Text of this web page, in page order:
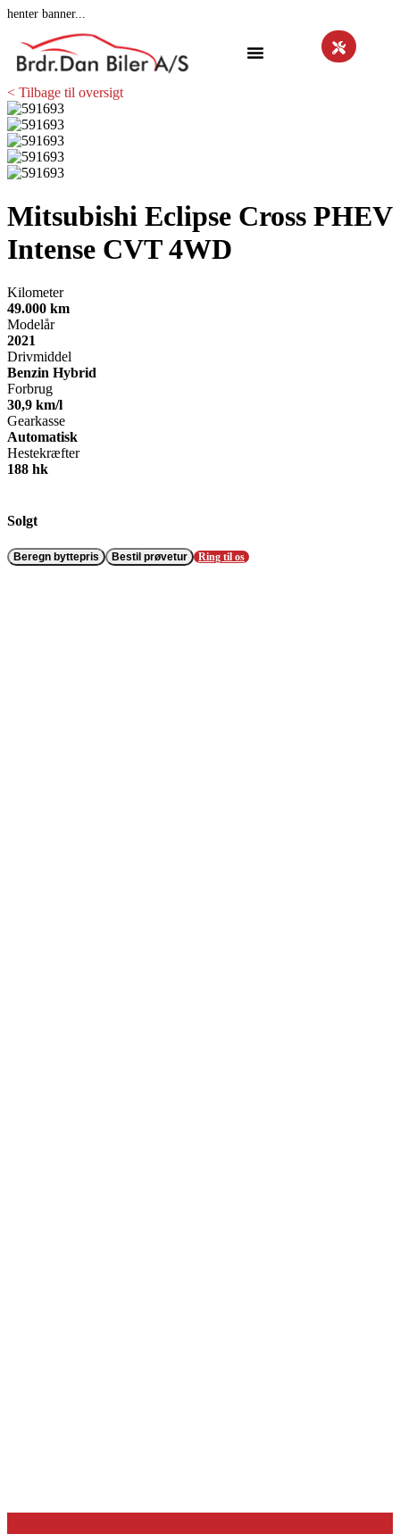
henter banner...
< Tilbage til oversigt
Mitsubishi Eclipse Cross PHEV
Intense CVT 4WD
Kilometer
49.000 km
Modelår
2021
Drivmiddel
Benzin Hybrid
Forbrug
30,9 km/l
Gearkasse
Automatisk
Hestekræfter
188 hk
Solgt
Beregn byttepris Bestil prøvetur Ring til os